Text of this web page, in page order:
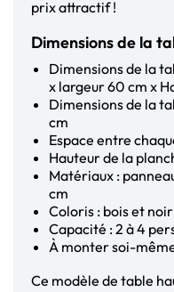
prix attractif !
Dimensions de la
Dimensions de la
x largeur 60 cm x
Dimensions de la
cm
Espace entre
Hauteur de la
Matériaux :
cm
Coloris : bois et noir
Capacité : 2 à 4
À monter soi-
Ce modèle de table